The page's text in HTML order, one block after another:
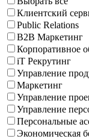
Клиентский
Public Relations
B2B Маркетинг
Корпоративное
iT Рекрутинг
Управление
Маркетинг
Управление
Управление
Персональные
Экономическая